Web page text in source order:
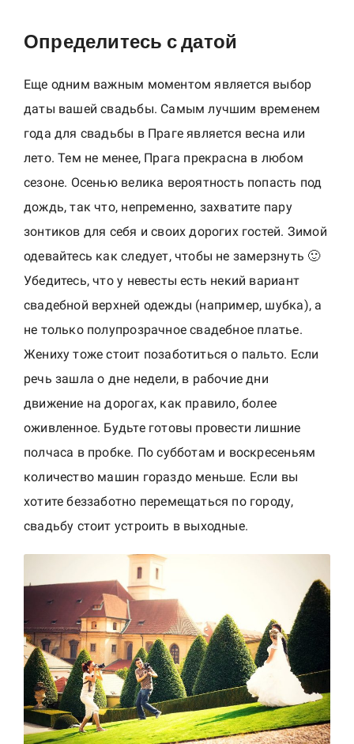
u
o
p
e
o
a
s
h
-
u
w
e
d
d
n
g
v
d
e
g
a
h
y
Определитесь с датой
Еще одним важным моментом является выбор
даты вашей свадьбы. Самым лучшим временем
года для свадьбы в Праге является весна или
лето. Тем не менее, Прага прекрасна в любом
сезоне. Осенью велика вероятность попасть под
дождь, так что, непременно, захватите пару
зонтиков для себя и своих дорогих гостей. Зимой
одевайтесь как следует, чтобы не замерзнуть 🙂
Убедитесь, что у невесты есть некий вариант
свадебной верхней одежды (например, шубка), а
не только полупрозрачное свадебное платье.
Жениху тоже стоит позаботиться о пальто. Если
речь зашла о дне недели, в рабочие дни
движение на дорогах, как правило, более
оживленное. Будьте готовы провести лишние
полчаса в пробке. По субботам и воскресеньям
количество машин гораздо меньше. Если вы
хотите беззаботно перемещаться по городу,
свадьбу стоит устроить в выходные.